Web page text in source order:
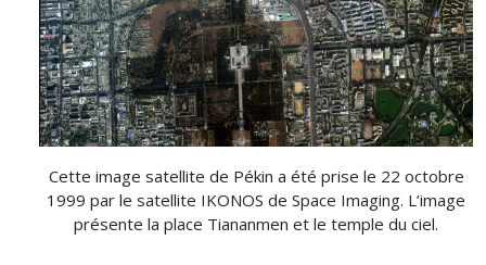
Cette image satellite de Pékin a été prise le 22 octobre
1999 par le satellite IKONOS de Space Imaging. L’image
présente la place Tiananmen et le temple du ciel.